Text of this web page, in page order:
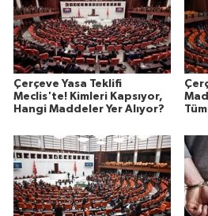
Çerçeve Yasa Teklifi
Meclis'te! Kimleri Kapsıyor,
Hangi Maddeler Yer Alıyor?